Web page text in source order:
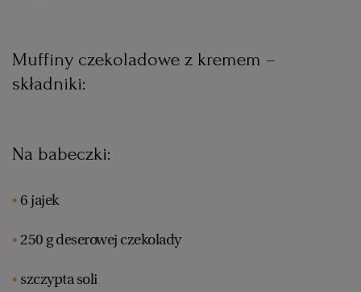
Muffiny czekoladowe z kremem –
składniki:
Na babeczki:
6 jajek
250 g deserowej czekolady
szczypta soli